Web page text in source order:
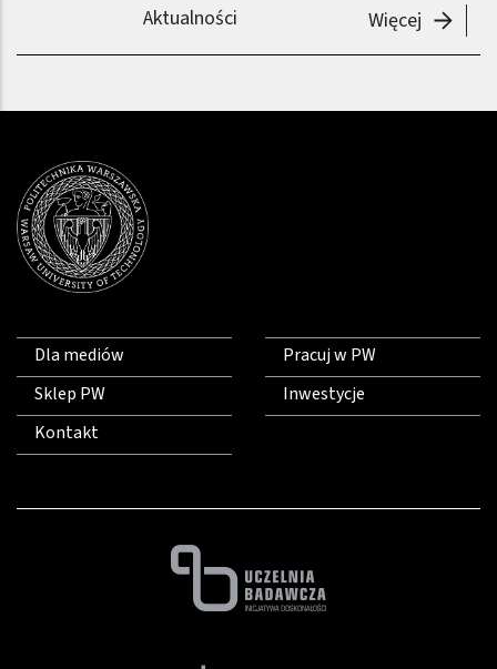
Aktualności
Więcej
Dla mediów
Sklep PW
Kontakt
Pracuj w PW
Inwestycje